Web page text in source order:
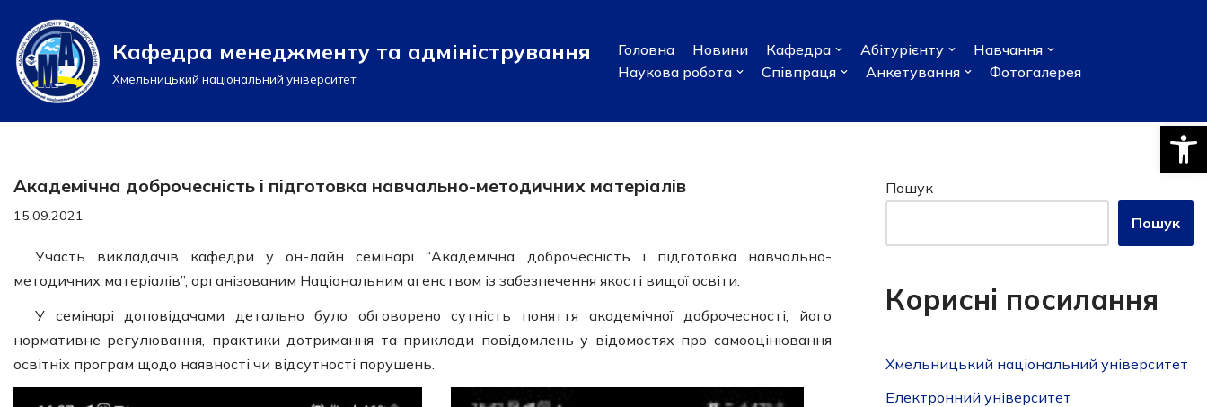
Перейти
до
вмісту
Кафедра менеджменту та адміністрування
Хмельницький національний університет
Головна Новини Кафедра Абітурієнту
Навчання
Наукова робота
Співпраця Анкетування Фотогалерея
Академічна доброчесність і підготовка навчально-методичних матеріалів
15.09.2021
Участь викладачів кафедри у он-лайн семінарі “Академічна доброчесність і підготовка навчально-
методичних матеріалів”, організованим Національним агенством із забезпечення якості вищої освіти.
У семінарі доповідачами детально було обговорено сутність поняття академічної доброчесності, його
нормативне регулювання, практики дотримання та приклади повідомлень у відомостях про самооцінювання
освітніх програм щодо наявності чи відсутності порушень.
Пошук
Пошук
Корисні посилання
Хмельницький національний університет
Електронний університет